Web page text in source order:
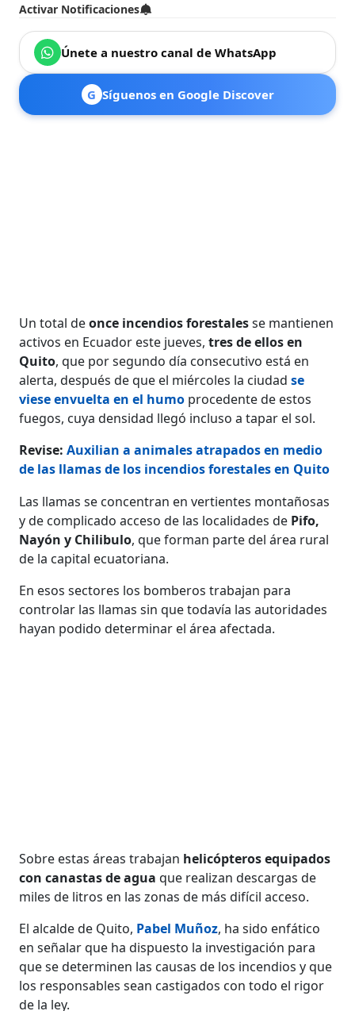
Activar Notificaciones
Únete a nuestro canal de WhatsApp
G Síguenos en Google Discover
Un total deonce incendios forestalesse mantienen
activos en Ecuador este jueves,tres de ellos en
Quito, que por segundo día consecutivo está en
alerta, después de que el miércoles la ciudadse
viese envuelta en el humo procedente de estos
fuegos, cuya densidad llegó incluso a tapar el sol.
Revise:Auxilian a animales atrapados en medio
de las llamas de los incendios forestales en Quito
Las llamas se concentran en vertientes montañosas
y de complicado acceso de las localidades de Pifo,
Nayón y Chilibulo, que forman parte del área rural
de la capital ecuatoriana.
En esos sectores los bomberos trabajan para
controlar las llamas sin que todavía las autoridades
hayan podido determinar el área afectada.
Sobre estas áreas trabajan helicópteros equipados
con canastas de agua que realizan descargas de
miles de litros en las zonas de más difícil acceso.
El alcalde de Quito, Pabel Muñoz, ha sido enfático
en señalar que ha dispuesto la investigación para
que se determinen las causas de los incendios y que
los responsables sean castigados con todo el rigor
de la ley.